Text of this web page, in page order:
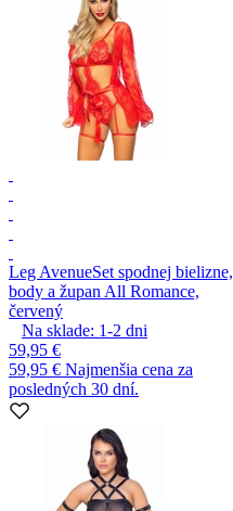
Leg AvenueSet spodnej bielizne,
body a župan All Romance,
červený
Na sklade: 1-2 dni
59,95 €
59,95 € Najmenšia cena za
posledných 30 dní.